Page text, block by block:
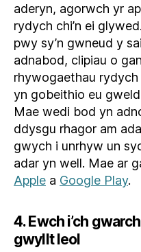
aderyn, agorwch yr
rydych chi’n ei
pwy sy’n gwneud y
adnabod, clipiau o
rhywogaethau
yn gobeithio eu
Mae wedi bod yn
ddysgu rhagor am
gwych i unrhyw un
adar yn well. Mae ar
Apple a Google Play.
4. Ewch i’ch
gwyllt leol